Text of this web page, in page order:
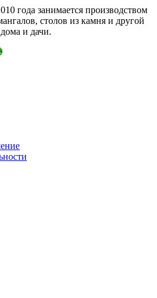
года занимается производством
столов из камня и другой
и дачи.